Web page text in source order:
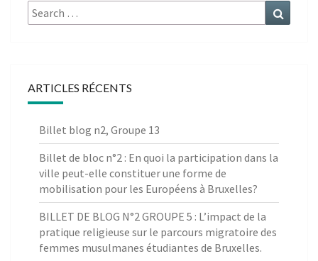
Search
for:
ARTICLES RÉCENTS
Billet blog n2, Groupe 13
Billet de bloc n°2 : En quoi la participation dans la
ville peut-elle constituer une forme de
mobilisation pour les Européens à Bruxelles?
BILLET DE BLOG N°2 GROUPE 5 : L’impact de la
pratique religieuse sur le parcours migratoire des
femmes musulmanes étudiantes de Bruxelles.